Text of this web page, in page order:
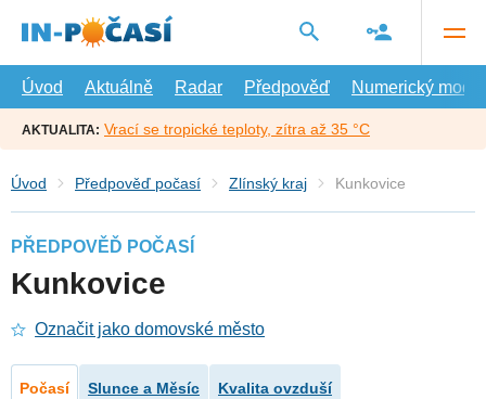
hlavní
Úvod
Aktuálně Radar Předpověď Numerický model
AKTUALITA: Vrací se tropické teploty, zítra až 35 °C
Úvod Předpověď počasí Zlínský kraj Kunkovice
PŘEDPOVĚĎ POČASÍ
Kunkovice
Označit jako domovské město
Počasí Slunce a Měsíc Kvalita ovzduší